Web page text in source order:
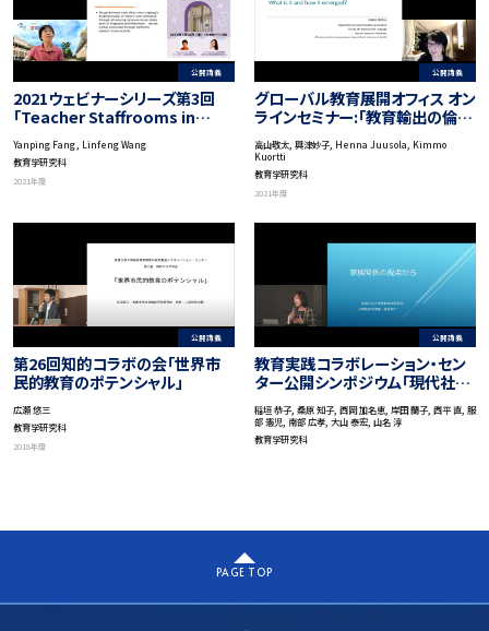
公開講義
2021ウェビナーシリーズ第3回
「Teacher Staffrooms in
Outsiders Looking In?
Towards East Asia as a
Method」
Yanping Fang , Linfeng Wang
教育学研究科
2021年度
公開講義
グローバル教育展開オフィス オン
ラインセミナー:「教育輸出の倫理
的・政治的課題：日本とフィンラン
ドの比較から」
高山敬太, 興津妙子, Henna Juusola, Kimmo
Kuortti
教育学研究科
2021年度
公開講義
第26回知的コラボの会「世界市
民的教育のポテンシャル」
広瀬 悠三
教育学研究科
2018年度
公開講義
教育実践コラボレーション・セン
ター公開シンポジウム「現代社会
に求められる新たな秩序を考え
る」
稲垣 恭子, 桑原 知子, 西岡 加名恵, 岸田 蘭子, 西平 直, 服
部 憲児, 南部 広孝, 大山 泰宏, 山名 淳
教育学研究科
PAGE TOP